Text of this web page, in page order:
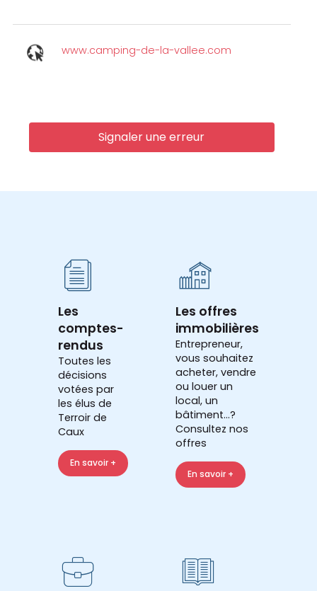
www.camping-de-la-vallee.com
Signaler une erreur
Les
comptes-
rendus
Toutes les
décisions
votées par
les élus de
Terroir de
Caux
En savoir +
Les offres
immobilières
Entrepreneur,
vous souhaitez
acheter, vendre
ou louer un
local, un
bâtiment...?
Consultez nos
offres
En savoir +